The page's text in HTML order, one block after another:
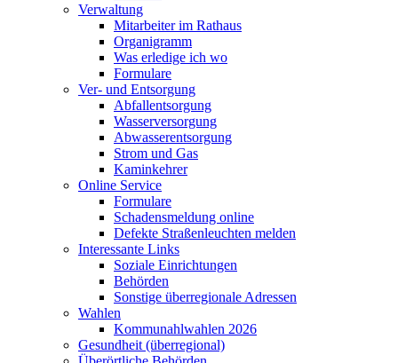
Verwaltung
Mitarbeiter im Rathaus
Organigramm
Was erledige ich wo
Formulare
Ver- und Entsorgung
Abfallentsorgung
Wasserversorgung
Abwasserentsorgung
Strom und Gas
Kaminkehrer
Online Service
Formulare
Schadensmeldung online
Defekte Straßenleuchten melden
Interessante Links
Soziale Einrichtungen
Behörden
Sonstige überregionale Adressen
Wahlen
Kommunahlwahlen 2026
Gesundheit (überregional)